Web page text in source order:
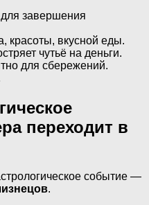
завершения
красоты, вкусной еды.
чутьё на деньги.
для сбережений.
переходит в
событие —
.